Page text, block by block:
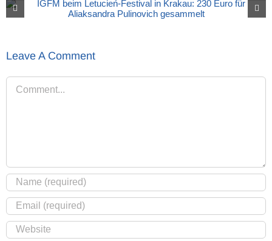
Leave A Comment
Comment